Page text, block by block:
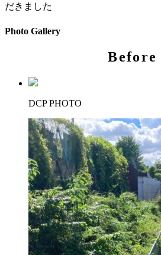
だきました
Photo Gallery
Before
DCP PHOTO